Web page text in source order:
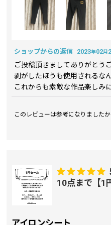
ショップからの返信 2023年02月
ご投稿頂きましてありがとう
剥がしたほうも使用されるな
これからも素敵な作品楽しみ
このレビューは参考になりましたか
10点まで【1